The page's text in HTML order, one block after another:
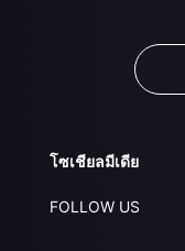
โซเชียลมีเดีย
FOLLOW US